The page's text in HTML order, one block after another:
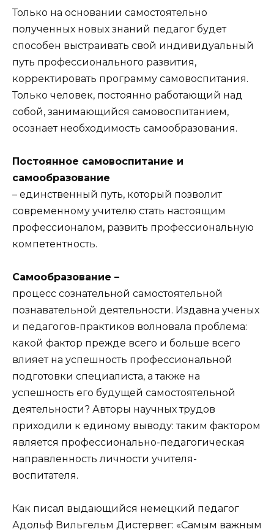
Только на основании самостоятельно
полученных новых знаний педагог будет
способен выстраивать свой индивидуальный
путь профессионального развития,
корректировать программу самовоспитания.
Только человек, постоянно работающий над
собой, занимающийся самовоспитанием,
осознает необходимость самообразования.
Постоянное самовоспитание и
самообразование
– единственный путь, который позволит
современному учителю стать настоящим
профессионалом, развить профессиональную
компетентность.
Самообразование –
процесс сознательной самостоятельной
познавательной деятельности. Издавна ученых
и педагогов-практиков волновала проблема:
какой фактор прежде всего и больше всего
влияет на успешность профессиональной
подготовки специалиста, а также на
успешность его будущей самостоятельной
деятельности? Авторы научных трудов
приходили к единому выводу: таким фактором
является профессионально-педагогическая
направленность личности учителя-
воспитателя.
Как писал выдающийся немецкий педагог
Адольф Вильгельм Дистервег: «Самым важным